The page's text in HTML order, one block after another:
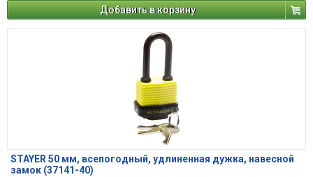
Добавить в корзину
STAYER 50 мм, всепогодный, удлиненная дужка, навесной
замок (37141-40)